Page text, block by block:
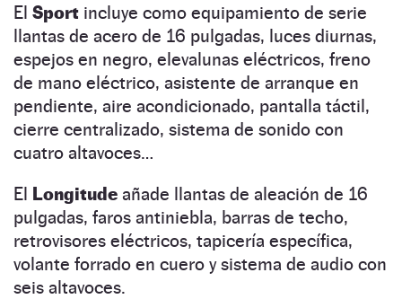
El Sport incluye como equipamiento de serie
llantas de acero de 16 pulgadas, luces diurnas,
espejos en negro, elevalunas eléctricos, freno
de mano eléctrico, asistente de arranque en
pendiente, aire acondicionado, pantalla táctil,
cierre centralizado, sistema de sonido con
cuatro altavoces…
El Longitude añade llantas de aleación de 16
pulgadas, faros antiniebla, barras de techo,
retrovisores eléctricos, tapicería específica,
volante forrado en cuero y sistema de audio con
seis altavoces.